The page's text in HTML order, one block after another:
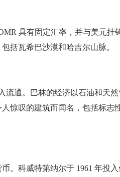
具有固定汇率，并与美元
括瓦希巴沙漠和哈吉尔山脉。
流通。巴林的经济以石油和天
惊叹的建筑而闻名，包括标
。科威特第纳尔于 1961 年